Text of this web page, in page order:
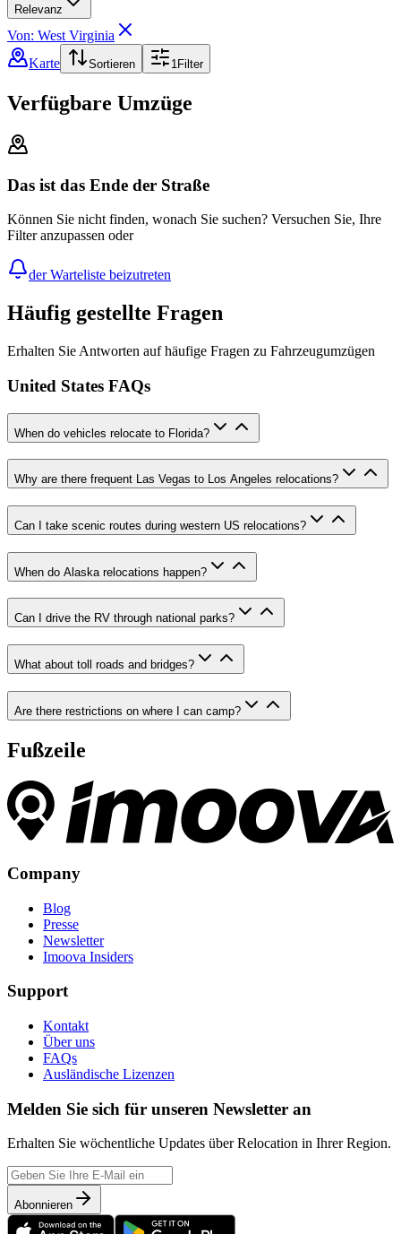
Relevanz
Von: West Virginia
Karte
Sortieren 1Filter
Verfügbare Umzüge
Das ist das Ende der Straße
Können Sie nicht finden, wonach Sie suchen? Versuchen Sie, Ihre
Filter anzupassen oder
der Warteliste beizutreten
Häufig gestellte Fragen
Erhalten Sie Antworten auf häufige Fragen zu Fahrzeugumzügen
United States FAQs
When do vehicles relocate to Florida?
Why are there frequent Las Vegas to Los Angeles relocations?
Can I take scenic routes during western US relocations?
When do Alaska relocations happen?
Can I drive the RV through national parks?
What about toll roads and bridges?
Are there restrictions on where I can camp?
Fußzeile
Company
Blog
Presse
Newsletter
Imoova Insiders
Support
Kontakt
Über uns
FAQs
Ausländische Lizenzen
Melden Sie sich für unseren Newsletter an
Erhalten Sie wöchentliche Updates über Relocation in Ihrer Region.
Abonnieren